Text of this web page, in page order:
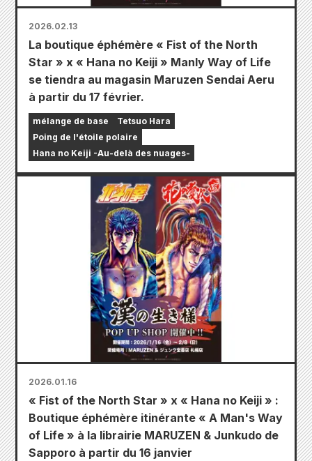
2026.02.13
La boutique éphémère « Fist of the North
Star » x « Hana no Keiji » Manly Way of Life
se tiendra au magasin Maruzen Sendai Aeru
à partir du 17 février.
mélange de base
Tetsuo Hara
Poing de l'étoile polaire
Hana no Keiji -Au-delà des nuages-
2026.01.16
« Fist of the North Star » x « Hana no Keiji » :
Boutique éphémère itinérante « A Man's Way
of Life » à la librairie MARUZEN & Junkudo de
Sapporo à partir du 16 janvier